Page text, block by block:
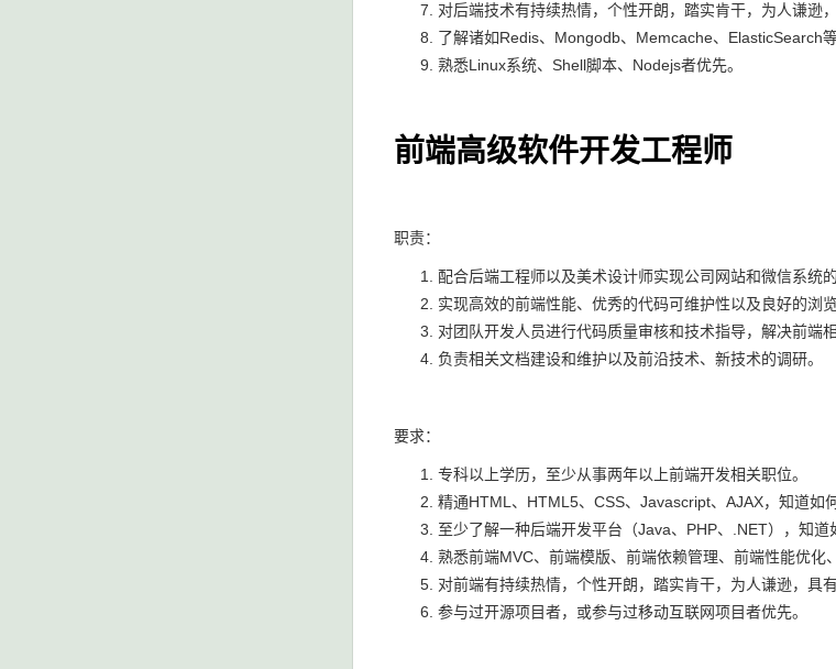
对后端技术有持续热情，个性开朗，踏实肯干，为人谦逊
了解诸如Redis、Mongodb、Memcache、ElasticSearch
熟悉Linux系统、Shell脚本、Nodejs者优先。
前端高级软件开发工程师
职责：
配合后端工程师以及美术设计师实现公司网站和微信系统
实现高效的前端性能、优秀的代码可维护性以及良好的浏览
对团队开发人员进行代码质量审核和技术指导，解决前端相
负责相关文档建设和维护以及前沿技术、新技术的调研。
要求：
专科以上学历，至少从事两年以上前端开发相关职位。
精通HTML、HTML5、CSS、Javascript、AJAX，知道如
至少了解一种后端开发平台（Java、PHP、.NET），知
熟悉前端MVC、前端模版、前端依赖管理、前端性能优化
对前端有持续热情，个性开朗，踏实肯干，为人谦逊，具
参与过开源项目者，或参与过移动互联网项目者优先。